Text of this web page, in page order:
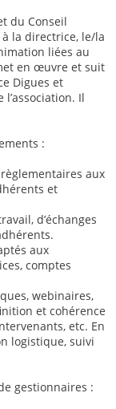
du Conseil
la directrice, le/la
liées au
en œuvre et suit
Digues et
Il
:
aux
et
d’échanges
aux
comptes
webinaires,
et cohérence
etc. En
logistique, suivi
gestionnaires :